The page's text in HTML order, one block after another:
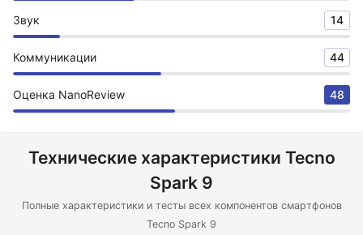
Звук 14
Коммуникации 44
Оценка NanoReview 48
Технические характеристики Tecno
Spark 9
Полные характеристики и тесты всех компонентов смартфонов
Tecno Spark 9